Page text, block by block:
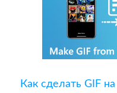
Как сделать GIF